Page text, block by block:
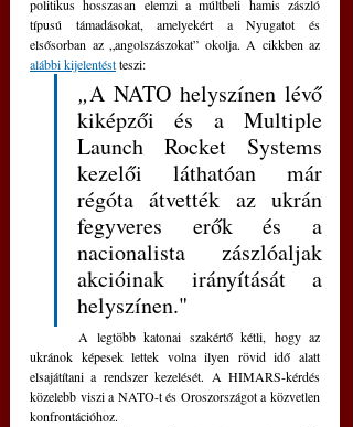
politikus hosszasan elemzi a múltbeli hamis zászló
típusú támadásokat, amelyekért a Nyugatot és
alábbi kijelentést teszi:
„A NATO helyszínen lévő
kiképzői és a Multiple
Launch Rocket Systems
kezelői láthatóan már
régóta átvették az ukrán
fegyveres erők és a
nacionalista zászlóaljak
akcióinak irányítását a
helyszínen."
	A legtöbb katonai szakértő kétli, hogy az
ukránok képesek lettek volna ilyen rövid idő alatt
elsajátítani a rendszer kezelését. A HIMARS-kérdés
közelebb viszi a NATO-t és Oroszországot a közvetlen
konfrontációhoz.